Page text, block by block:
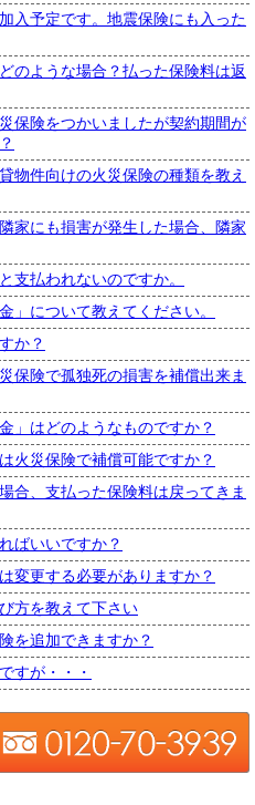
入予定です。地震保険にも入った
のような場合？払った保険料は返
保険をつかいましたが契約期間が
物件向けの火災保険の種類を教え
家にも損害が発生した場合、隣家
支払われないのですか。
」について教えてください。
か？
保険で孤独死の損害を補償出来ま
」はどのようなものですか？
火災保険で補償可能ですか？
合、支払った保険料は戻ってきま
ばいいですか？
変更する必要がありますか？
方を教えて下さい
を追加できますか？
すが・・・